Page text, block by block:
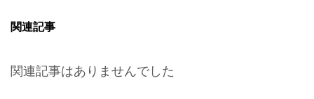
関連記事
関連記事はありませんでした